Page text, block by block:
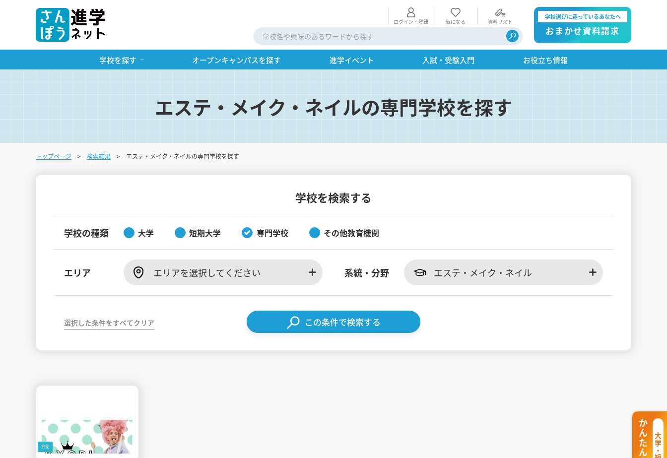
ログイン・登録 気になる 資料リスト
学校選びに迷っているあなたへ
おまかせ資料請求
学校を探す オープンキャンパスを探す 進学イベント 入試・受験入門 お役立ち情報
エステ・メイク・ネイルの専門学校を探す
トップページ 検索結果 エステ・メイク・ネイルの専門学校を探す
学校を検索する
学校の種類 大学 短期大学 専門学校 その他教育機関
エリア エリアを選択してください 系統・分野 エステ・メイク・ネイル
この条件で検索する
選択した条件をすべてクリア
PR